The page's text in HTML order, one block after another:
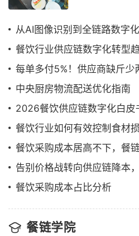
从AI图像识别到全链路数字化：餐链新一
餐饮行业供应链数字化转型趋势：中小
每单多付5%！供应商缺斤少两没人管
中央厨房物流配送优化指南
2026餐饮供应链数字化白皮书
餐饮行业如何有效控制食材损耗和
餐饮采购成本居高不下，餐链管理系
告别价格战转向供应链降本，餐链如
餐饮采购成本占比分析
餐链学院